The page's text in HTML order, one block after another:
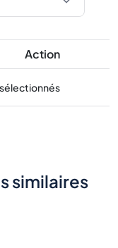
Action
similaires